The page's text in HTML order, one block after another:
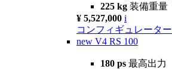
225 kg 装備重量
¥ 5,527,000 i
コンフィギュレーター
new V4 RS 100
180 ps 最高出力